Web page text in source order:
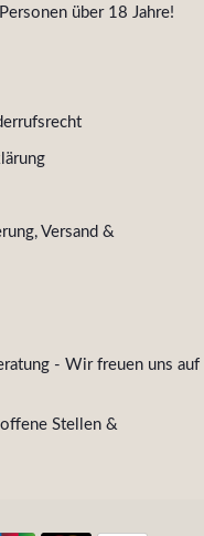
über 18 Jahre!
Versand &
- Wir freuen uns auf
Stellen &